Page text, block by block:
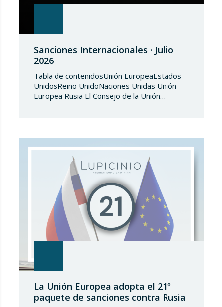
Sanciones Internacionales · Julio
2026
Tabla de contenidosUnión EuropeaEstados
UnidosReino UnidoNaciones Unidas Unión
Europea Rusia El Consejo de la Unión
2026, por el que se aplica el Reglamento
(UE) 2018/1542 relativo a la adopción de
medidas restrictivas…
La Unión Europea adopta el 21º
paquete de sanciones contra Rusia